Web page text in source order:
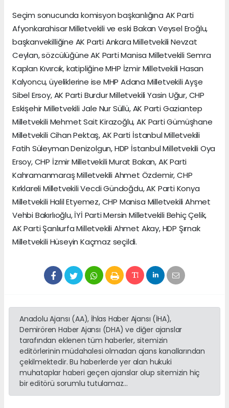
Seçim sonucunda komisyon başkanlığına AK Parti
Afyonkarahisar Milletvekili ve eski Bakan Veysel Eroğlu,
başkanvekilliğine AK Parti Ankara Milletvekili Nevzat
Ceylan, sözcülüğüne AK Parti Manisa Milletvekili Semra
Kaplan Kıvırcık, katipliğine MHP İzmir Milletvekili Hasan
Kalyoncu, üyeliklerine ise MHP Adana Milletvekili Ayşe
Sibel Ersoy, AK Parti Burdur Milletvekili Yasin Uğur, CHP
Eskişehir Milletvekili Jale Nur Süllü, AK Parti Gaziantep
Milletvekili Mehmet Sait Kirazoğlu, AK Parti Gümüşhane
Milletvekili Cihan Pektaş, AK Parti İstanbul Milletvekili
Fatih Süleyman Denizolgun, HDP İstanbul Milletvekili Oya
Ersoy, CHP İzmir Milletvekili Murat Bakan, AK Parti
Kahramanmaraş Milletvekili Ahmet Özdemir, CHP
Kırklareli Milletvekili Vecdi Gündoğdu, AK Parti Konya
Milletvekili Halil Etyemez, CHP Manisa Milletvekili Ahmet
Vehbi Bakırlıoğlu, İYİ Parti Mersin Milletvekili Behiç Çelik,
AK Parti Şanlıurfa Milletvekili Ahmet Akay, HDP Şırnak
Milletvekili Hüseyin Kaçmaz seçildi.
Anadolu Ajansı (AA), İhlas Haber Ajansı (İHA),
Demirören Haber Ajansı (DHA) ve diğer ajanslar
tarafından eklenen tüm haberler, sitemizin
editörlerinin müdahalesi olmadan ajans kanallarından
çekilmektedir. Bu haberlerde yer alan hukuki
muhataplar haberi geçen ajanslar olup sitemizin hiç
bir editörü sorumlu tutulamaz...